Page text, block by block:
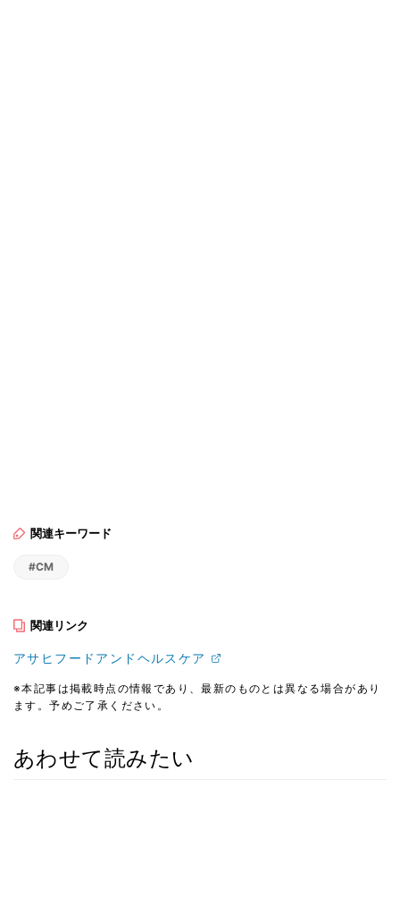
関連キーワード
#CM
関連リンク
アサヒフードアンドヘルスケア
※本記事は掲載時点の情報であり、最新のものとは異なる場合があり
ます。予めご了承ください。
あわせて読みたい